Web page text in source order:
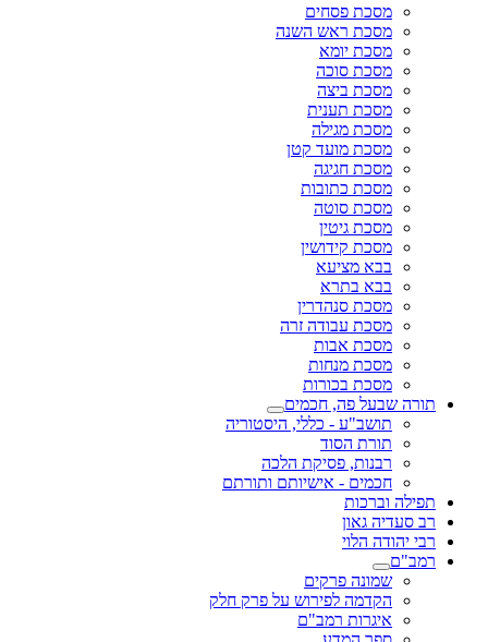
מסכת פסחים
מסכת ראש השנה
מסכת יומא
מסכת סוכה
מסכת ביצה
מסכת תענית
מסכת מגילה
מסכת מועד קטן
מסכת חגיגה
מסכת כתובות
מסכת סוטה
מסכת גיטין
מסכת קידושין
בבא מציעא
בבא בתרא
מסכת סנהדרין
מסכת עבודה זרה
מסכת אבות
מסכת מנחות
מסכת בכורות
תורה שבעל פה, חכמים
תושב"ע - כללי, היסטוריה
תורת הסוד
רבנות, פסיקת הלכה
חכמים - אישיותם ותורתם
תפילה וברכות
רב סעדיה גאון
רבי יהודה הלוי
רמב"ם
שמונה פרקים
הקדמה לפירוש על פרק חלק
איגרות רמב"ם